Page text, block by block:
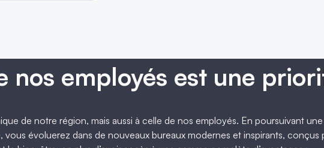
nos employés est une
de notre région, mais aussi à celle de nos employés. En poursuivant une
évoluerez dans de nouveaux bureaux modernes et inspirants, conçus